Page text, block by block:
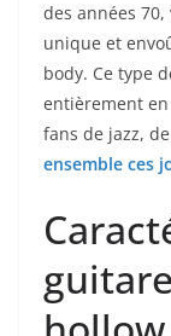
des années
unique​ et
body. Ce type
⁤entièrement
fans de jazz,⁤
ensemble ces